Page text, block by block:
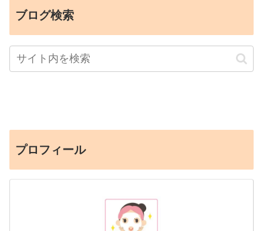
ブログ検索
プロフィール